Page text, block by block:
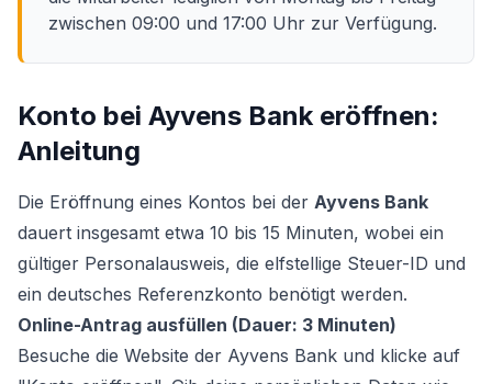
zwischen 09:00 und 17:00 Uhr zur Verfügung.
Konto bei Ayvens Bank eröffnen:
Anleitung
Die Eröffnung eines Kontos bei der Ayvens Bank
dauert insgesamt etwa 10 bis 15 Minuten, wobei ein
gültiger Personalausweis, die elfstellige Steuer-ID und
ein deutsches Referenzkonto benötigt werden.
Online-Antrag ausfüllen (Dauer: 3 Minuten)
Besuche die Website der Ayvens Bank und klicke auf